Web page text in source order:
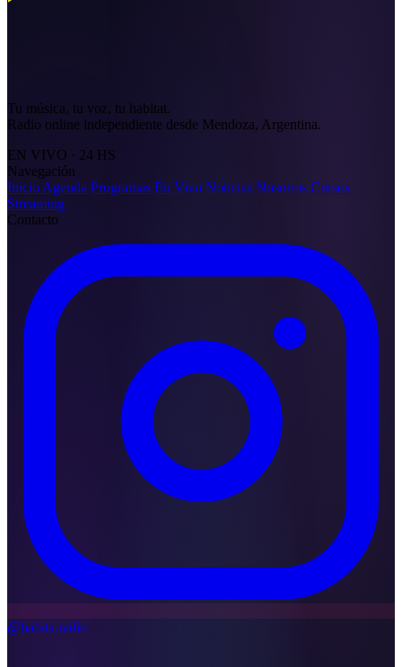
Tu música, tu voz, tu habitat.
Radio online independiente desde Mendoza, Argentina.
EN VIVO · 24 HS
Navegación
Inicio Agenda Programas En Vivo Noticias Nosotros Cursos
Streaming
Contacto
@habita.radio